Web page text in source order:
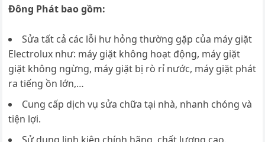
Đông Phát bao gồm:
Sửa tất cả các lỗi hư hỏng thường gặp của máy giặt
Electrolux như: máy giặt không hoạt động, máy giặt
giặt không ngừng, máy giặt bị rò rỉ nước, máy giặt phát
ra tiếng ồn lớn,…
Cung cấp dịch vụ sửa chữa tại nhà, nhanh chóng và
tiện lợi.